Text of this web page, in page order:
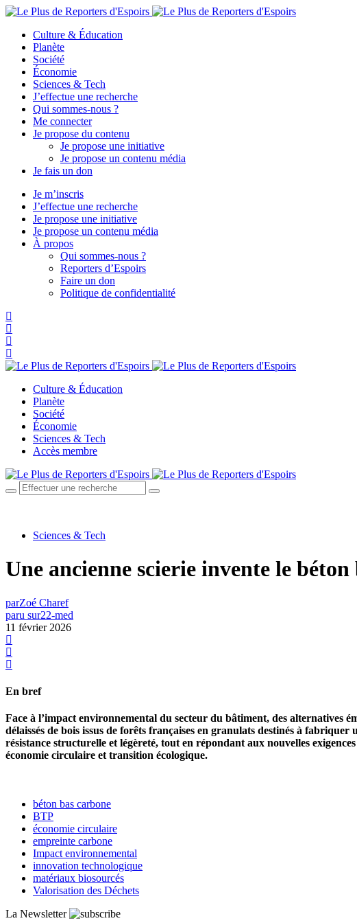
Culture & Éducation
Planète
Société
Économie
Sciences & Tech
J’effectue une recherche
Qui sommes-nous ?
Me connecter
Je propose du contenu
Je propose une initiative
Je propose un contenu média
Je fais un don
Je m’inscris
J’effectue une recherche
Je propose une initiative
Je propose un contenu média
À propos
Qui sommes-nous ?
Reporters d’Espoirs
Faire un don
Politique de confidentialité
Culture & Éducation
Planète
Société
Économie
Sciences & Tech
Accès membre
Sciences & Tech
Une ancienne scierie invente le béton
parZoé Charef
paru sur22-med
11 février 2026
En bref
Face à l’impact environnemental du secteur du bâtiment, des alternatives
délaissés de bois issus de forêts françaises en granulats destinés à
résistance structurelle et légèreté, tout en répondant aux nouvelles
économie circulaire et transition écologique.
béton bas carbone
BTP
économie circulaire
empreinte carbone
Impact environnemental
innovation technologique
matériaux biosourcés
Valorisation des Déchets
La Newsletter